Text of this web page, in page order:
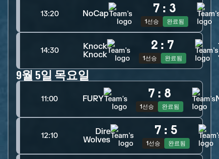
13:20 NoCap 7 : 3
1선승 완료됨
14:30
Knock
Knock
2 : 7
1선승 완료됨
9월 5일 목요일
11:00 FURY 7 : 8
1선승 완료됨
12:10
Dire
Wolves
7 : 5
1선승 완료됨